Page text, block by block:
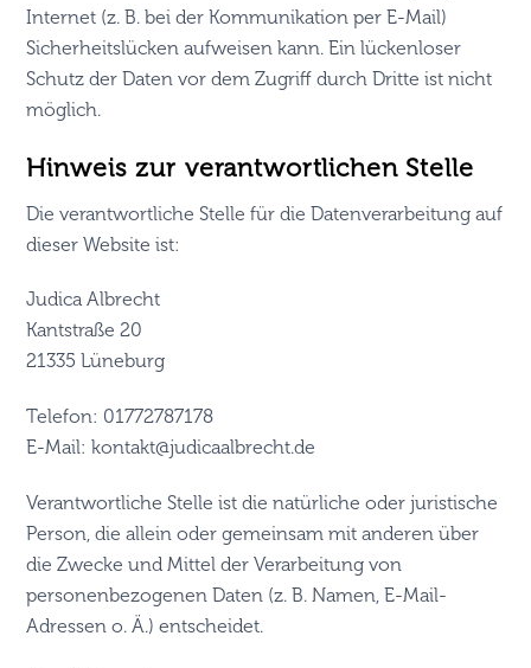
Internet (z. B. bei der Kommunikation per E-Mail)
Sicherheitslücken aufweisen kann. Ein lückenloser
Schutz der Daten vor dem Zugriff durch Dritte ist nicht
möglich.
Hinweis zur verantwortlichen Stelle
Die verantwortliche Stelle für die Datenverarbeitung auf
dieser Website ist:
Judica Albrecht
Kantstraße 20
21335 Lüneburg
Telefon: 01772787178
E-Mail: kontakt@judicaalbrecht.de
Verantwortliche Stelle ist die natürliche oder juristische
Person, die allein oder gemeinsam mit anderen über
die Zwecke und Mittel der Verarbeitung von
personenbezogenen Daten (z. B. Namen, E-Mail-
Adressen o. Ä.) entscheidet.